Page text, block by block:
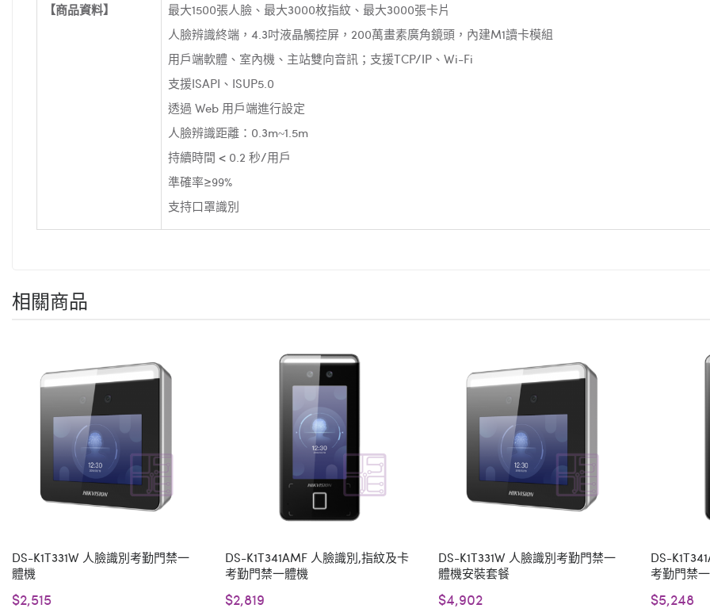
【商品資料】
最大1500張人臉、最大3000枚指紋、最大3000張卡片
人臉辨識終端，4.3吋液晶觸控屏，200萬畫素廣角鏡頭，內建M1讀卡模組
用戶端軟體、室內機、主站雙向音訊；支援TCP/IP、Wi-Fi
支援ISAPI、ISUP5.0
透過 Web 用戶端進行設定
人臉辨識距離：0.3m~1.5m
持續時間 < 0.2 秒/用戶
準確率≥99%
支持口罩識別
相關商品
DS-K1T331W 人臉識別考勤門禁一
體機
$2,515
DS-K1T341AMF 人臉識別,指紋及卡
考勤門禁一體機
$2,819
DS-K1T331W 人臉識別考勤門禁一
體機安裝套餐
$4,902
DS-
考勤門禁
$5,248